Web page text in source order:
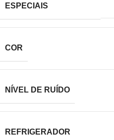
ESPECIAIS
COR
NÍVEL DE RUÍDO
REFRIGERADOR